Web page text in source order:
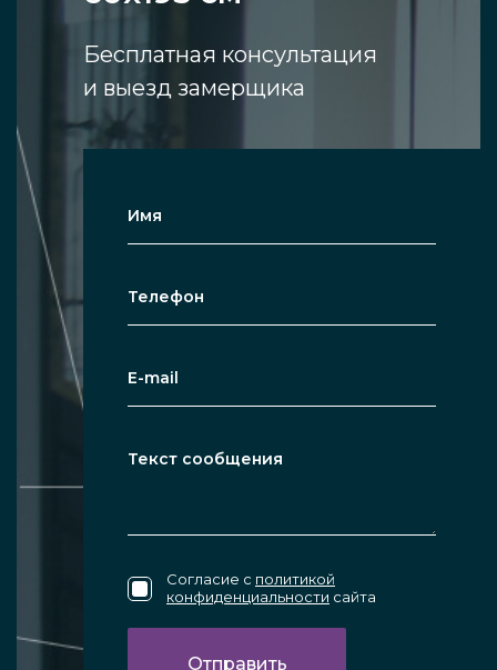
Бесплатная консультация
и выезд замерщика
Согласие с политикой
конфиденциальности сайта